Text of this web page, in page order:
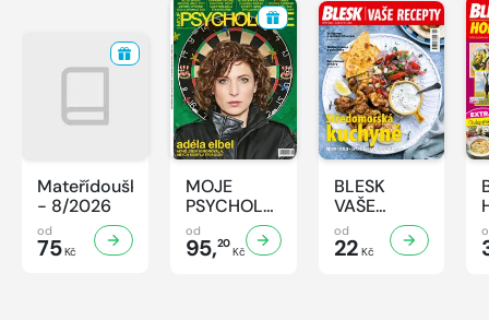
Mateřídouška
- 8/2026
od
75Kč
MOJE
PSYCHOLOGIE
- 8/2026
od
95,20
Kč
BLESK
VAŠE
RECEPTY -
8/2026
od
22 Kč